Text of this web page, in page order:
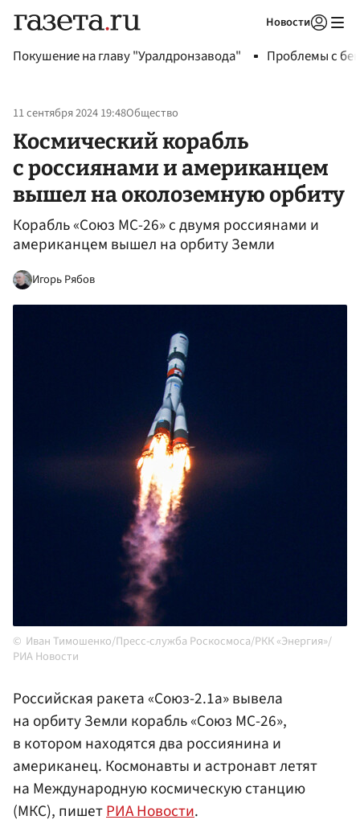
Новости
Покушение на главу "Уралдронзавода" Проблемы с
11 сентября 2024 19:48Общество
Космический корабль
с россиянами и американцем
вышел на околоземную орбиту
Корабль «Союз МС-26» с двумя россиянами и
американцем вышел на орбиту Земли
Игорь Рябов
Иван Тимошенко/Пресс-служба Роскосмоса/РКК «Энергия»/
РИА Новости
Российская ракета «Союз-2.1а» вывела
на орбиту Земли корабль «Союз МС-26»,
в котором находятся два россиянина и
американец. Космонавты и астронавт летят
на Международную космическую станцию
(МКС), пишетРИА Новости.